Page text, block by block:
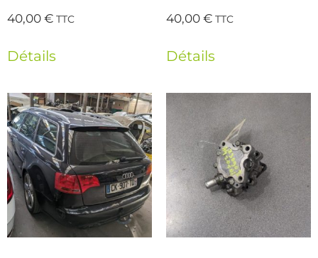
40,00€ TTC
Détails
40,00€ TTC
Détails